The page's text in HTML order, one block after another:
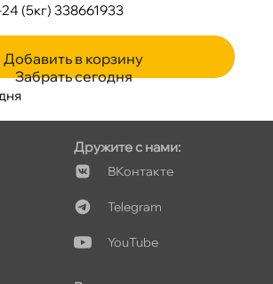
(5кг) 338661933
Добавить в корзину
Забрать сегодня
Дружите с нами:
Контакте
Telegram
YouTube